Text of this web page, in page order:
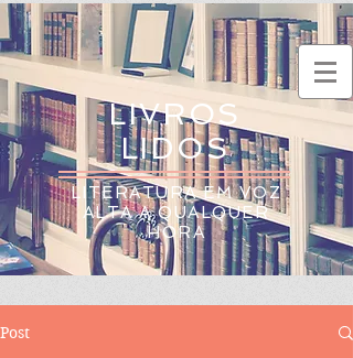
LIVROS
LIDOS
LITERATURA EM VOZ
ALTA A QUALQUER
HORA
Post